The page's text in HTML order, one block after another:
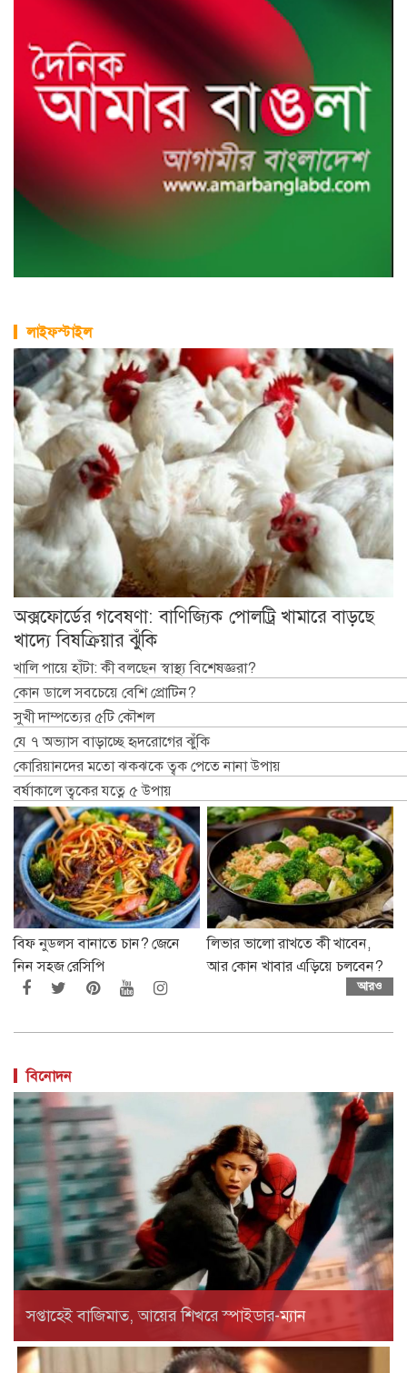
লাইফস্টাইল
অক্সফোর্ডের গবেষণা: বাণিজ্যিক পোলট্রি খামারে বাড়ছে
খাদ্যে বিষক্রিয়ার ঝুঁকি
খালি পায়ে হাঁটা: কী বলছেন স্বাস্থ্য বিশেষজ্ঞরা?
কোন ডালে সবচেয়ে বেশি প্রোটিন?
সুখী দাম্পত্যের ৫টি কৌশল
যে ৭ অভ্যাস বাড়াচ্ছে হৃদরোগের ঝুঁকি
কোরিয়ানদের মতো ঝকঝকে ত্বক পেতে নানা উপায়
বর্ষাকালে ত্বকের যত্নে ৫ উপায়
বিফ নুডলস বানাতে চান? জেনে
নিন সহজ রেসিপি
লিভার ভালো রাখতে কী খাবেন,
আর কোন খাবার এড়িয়ে চলবেন?
আরও
বিনোদন
সপ্তাহেই বাজিমাত, আয়ের শিখরে স্পাইডার-ম্যান